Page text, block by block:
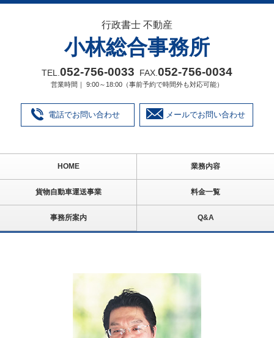
行政書士 不動産
小林総合事務所
TEL. 052‐756‐0033 FAX. 052‐756‐0034
営業時間｜ 9:00～18:00（事前予約で時間外も対応可能）
電話でお問い合わせ メールでお問い合わせ
HOME 業務内容
貨物自動車運送事業 料金一覧
事務所案内 Q&A